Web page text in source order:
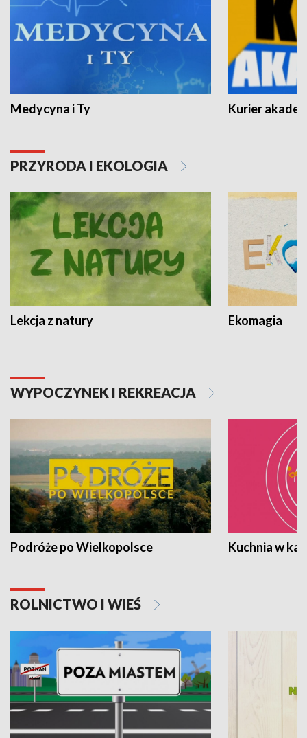
Medycyna i Ty Kurier
PRZYRODA I EKOLOGIA
Lekcja z natury Ekomagia
WYPOCZYNEK I REKREACJA
Podróże po Wielkopolsce Kuchnia w
ROLNICTWO I WIEŚ